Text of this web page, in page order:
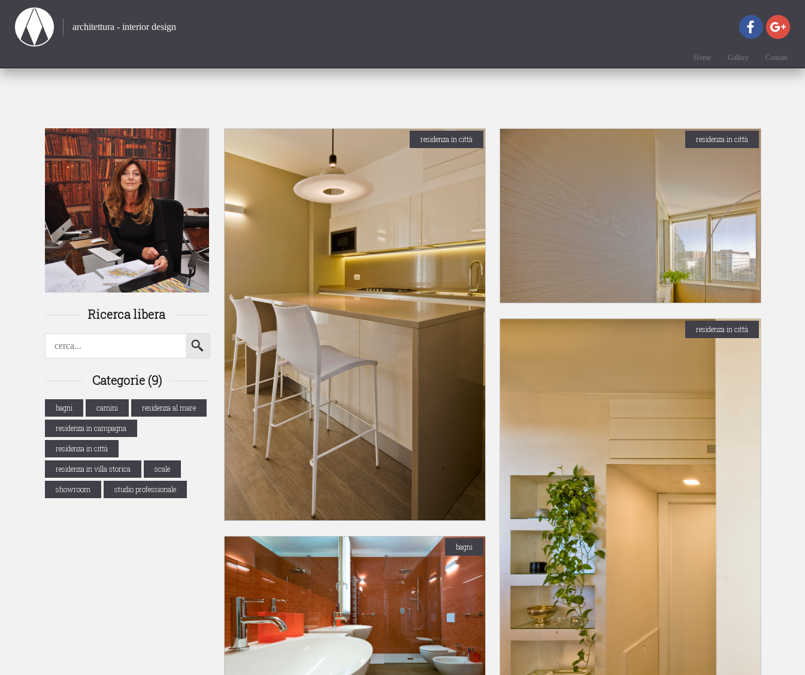
architettura - interior design
Home Gallery Contatti
Ricerca libera
Categorie (9)
bagni camini residenza al mare
residenza in campagna
residenza in città
residenza in villa storica scale
showroom studio professionale
residenza in città residenza in città
residenza in città
bagni